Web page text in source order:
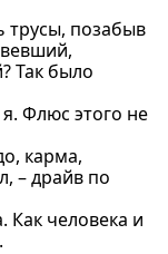
трусы, позабыв
Так было
Флюс этого не
карма,
– драйв по
Как человека и